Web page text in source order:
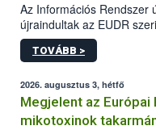
Az Információs Rendszer
újraindultak az EUDR
képzések.
TOVÁBB >
2026. augusztus 3, hétfő
Megjelent az Európai
mikotoxinok